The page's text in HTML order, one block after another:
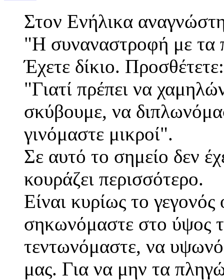
Στον Ενήλικα
"Η συναναστροφή με τα
Έχετε δίκιο. Προσθέτετε:
"Γιατί πρέπει να
σκύβουμε, να
γινόμαστε μικροί".
Σε αυτό το σημείο δεν
κουράζει περισσότερο.
Είναι κυρίως το
σηκωνόμαστε στο ύψος
τεντωνόμαστε, να
μας. Για να μην τα